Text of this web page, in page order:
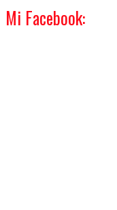
Mi Facebook: